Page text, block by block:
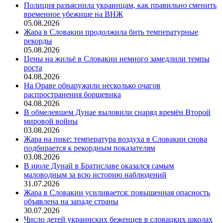
Полиция разъяснила украинцам, как правильно сменить
временное убежище на ВНЖ
05.08.2026
Жара в Словакии продолжила бить температурные
рекорды
05.08.2026
Цены на жильё в Словакии немного замедлили темпы
роста
04.08.2026
На Ораве обнаружили несколько очагов
распространения борщевика
04.08.2026
В обмелевшем Дунае выловили снаряд времён Второй
мировой войны
03.08.2026
Жара на пике: температура воздуха в Словакии снова
подбирается к рекордным показателям
03.08.2026
В июле Дунай в Братиславе оказался самым
маловодным за всю историю наблюдений
31.07.2026
Жара в Словакии усиливается: повышенная опасность
объявлена на западе страны
30.07.2026
Число детей украинских беженцев в словацких школах